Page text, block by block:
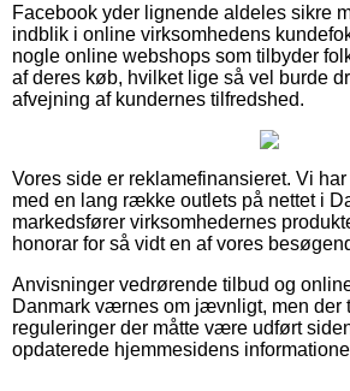
Facebook yder lignende aldeles sikre
indblik i online virksomhedens
nogle online webshops som tilbyder
af deres køb, hvilket lige så vel burde
afvejning af kundernes tilfredshed.
Vores side er reklamefinansieret. Vi
med en lang række outlets på nettet i
markedsfører virksomhedernes
honorar for så vidt en af vores
Anvisninger vedrørende tilbud og
Danmark værnes om jævnligt, men der
reguleringer der måtte være udført
opdaterede hjemmesidens